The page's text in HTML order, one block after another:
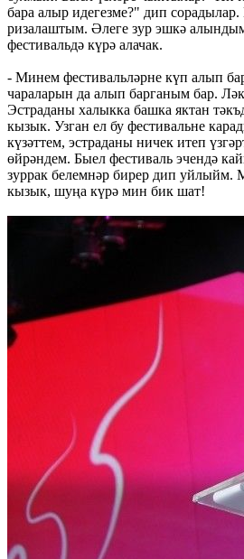
бара алыр идегезме?" дип
ризалаштым. Әлеге зур эшкә
фестивальдә күрә алачак.
- Минем фестивальләрне күп алып
чараларын да алып барганым бар.
Эстраданы халыкка башка яктан
кызык. Узган ел бу фестивальне
күзәттем, эстраданы ничек итеп
өйрәндем. Быел фестиваль эчендә
зуррак белемнәр бирер дип уйлыйм.
кызык, шуңа күрә мин бик шат!